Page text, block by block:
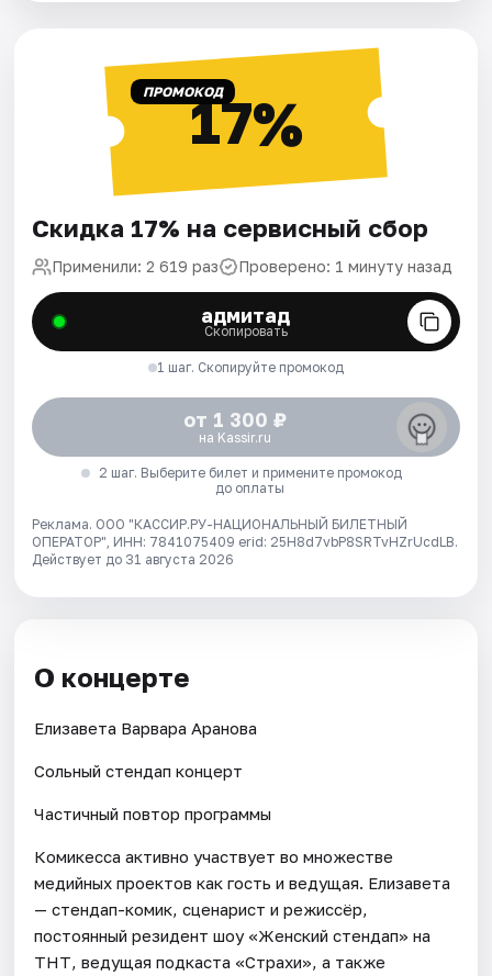
ПРОМОКОД17%
Скидка 17% на сервисный сбор
Применили: 2 619 раз Проверено: 1 минуту назад
адмитад
Скопировать
1 шаг. Скопируйте промокод
от 1 300 ₽
на Kassir.ru
2 шаг. Выберите билет и примените промокод
до оплаты
Реклама. ООО "КАССИР.РУ-НАЦИОНАЛЬНЫЙ БИЛЕТНЫЙ
ОПЕРАТОР", ИНН: 7841075409 erid: 25H8d7vbP8SRTvHZrUcdLB.
Действует до 31 августа 2026
О концерте
Елизавета Варвара Аранова
Сольный стендап концерт
Частичный повтор программы
Комикесса активно участвует во множестве
медийных проектов как гость и ведущая. Елизавета
— стендап-комик, сценарист и режиссёр,
постоянный резидент шоу «Женский стендап» на
ТНТ, ведущая подкаста «Страхи», а также